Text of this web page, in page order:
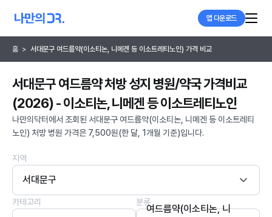
앱 다운로드
홈 > 서대문구 여드름약(이소티논, 니메겐 등 이소트레티노인) 가격 비교
서대문구 여드름약 처방 성지 병원/약국 가격비교
(2026) - 이소티논, 니메겐 등 이소트레티노인
나만의닥터에서 조회된 서대문구 여드름약(이소티논, 니메겐 등 이소트레티
노인) 처방 병원 가격은 7,500원(한 달, 1개월 기준)입니다.
지역
서대문구
카테고리 분류
여드름약(이소티논, 니